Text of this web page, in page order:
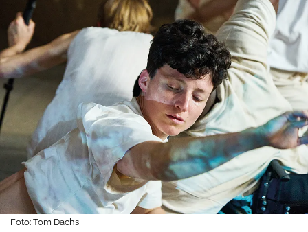
Foto: Tom Dachs